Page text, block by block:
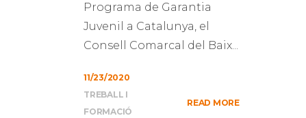
Programa de Garantia
Juvenil a Catalunya, el
Consell Comarcal del Baix...
11/23/2020
TREBALL I
FORMACIÓ
READ MORE